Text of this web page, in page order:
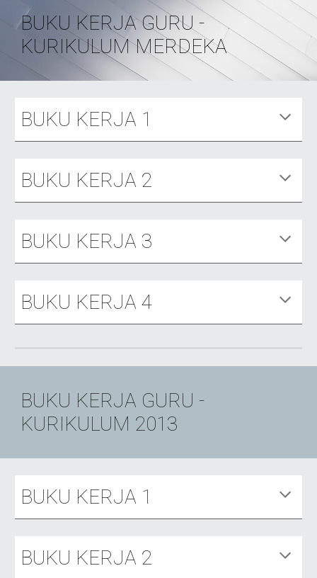
BUKU KERJA GURU -
KURIKULUM MERDEKA
BUKU KERJA 1
BUKU KERJA 2
BUKU KERJA 3
BUKU KERJA4
BUKU KERJA GURU -
KURIKULUM 2013
BUKU KERJA 1
BUKU KERJA 2